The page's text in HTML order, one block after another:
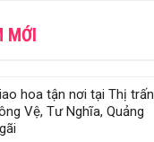
MỚI
hoa tận nơi tại Thị trấn
Vệ, Tư Nghĩa, Quảng